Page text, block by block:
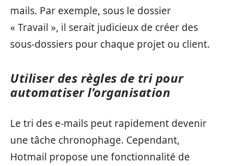
mails. Par exemple, sous le dossier
« Travail », il serait judicieux de créer des
sous-dossiers pour chaque projet ou client.
Utiliser des règles de tri pour
automatiser l’organisation
Le tri des e-mails peut rapidement devenir
une tâche chronophage. Cependant,
Hotmail propose une fonctionnalité de